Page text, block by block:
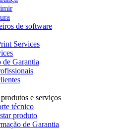
de software
Services
de Garantia
e serviços
técnico
produto
de Garantia